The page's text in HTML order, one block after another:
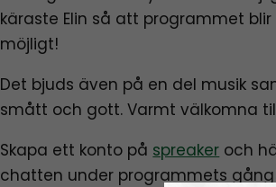
käraste Elin så att programmet
möjligt!
Det bjuds även på en del musik
smått och gott. Varmt välkomna
Skapa ett konto på spreaker och
chatten under programmets